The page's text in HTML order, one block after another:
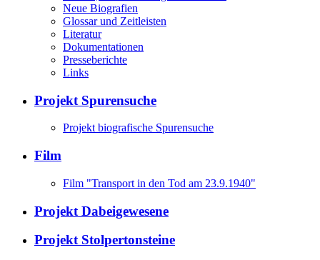
Neue Biografien
Glossar und Zeitleisten
Literatur
Dokumentationen
Presseberichte
Links
Projekt Spurensuche
Projekt biografische Spurensuche
Film
Film "Transport in den Tod am 23.9.1940"
Projekt Dabeigewesene
Projekt Stolpertonsteine